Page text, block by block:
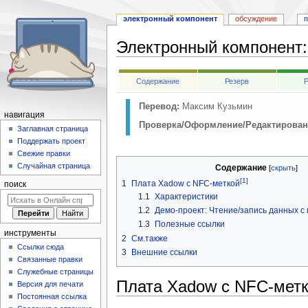
Электронный компонент:
Перейти
навигации
Перейти
поиску
Содержание Резерв
Перевод: Максим Кузьмин
Проверка/Оформление/
Содержание
1
Плата Xadow с NFC-меткой[1]
1.1 Характеристики
1.2 Демо-проект: Чтение/запись данных
1.3
Полезные ссылки
2 См.также
3
Внешние ссылки
Плата Xadow с NFC-
электронный компонент обсуждение
навигация
Заглавная страница
Поддержать проект
Свежие правки
Случайная страница
поиск
инструменты
Ссылки сюда
Связанные правки
Служебные страницы
Версия для печати
Постоянная ссылка